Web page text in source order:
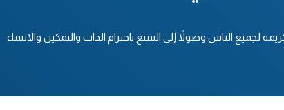
لجميع الناس وصولاً إلى التمتع باحترام الذات والتمكين والانتماء